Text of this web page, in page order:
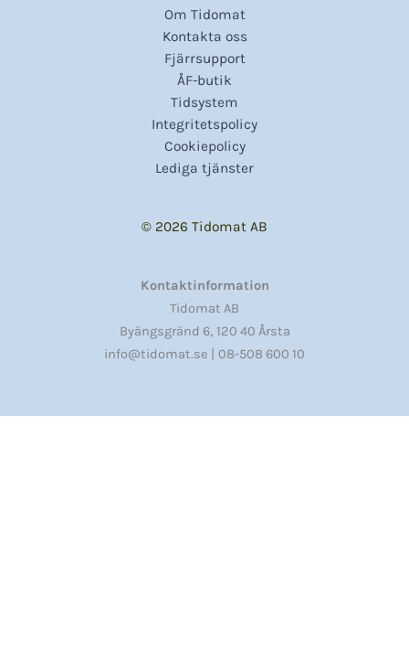
Om Tidomat
Kontakta oss
Fjärrsupport
ÅF-butik
Tidsystem
Integritetspolicy
Cookiepolicy
Lediga tjänster
© 2026 Tidomat AB
Kontaktinformation
Tidomat AB
Byängsgränd 6, 120 40 Årsta
info@tidomat.se |
08-508 600 10